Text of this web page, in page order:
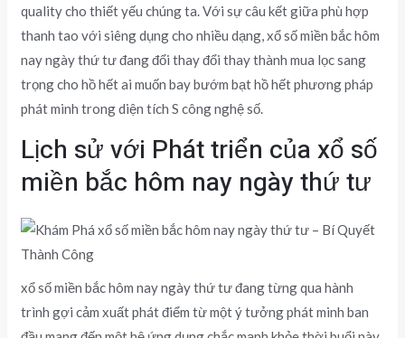
quality cho thiết yếu chúng ta. Với sự câu kết giữa phù hợp
thanh tao với siêng dụng cho nhiều dạng, xổ số miền bắc hôm
nay ngày thứ tư đang đổi thay đổi thay thành mua lọc sang
trọng cho hồ hết ai muốn bay bướm bạt hồ hết phương pháp
phát minh trong diện tích S công nghệ số.
Lịch sử với Phát triển của xổ số
miền bắc hôm nay ngày thứ tư
xổ số miền bắc hôm nay ngày thứ tư đang từng qua hành
trình gợi cảm xuất phát điểm từ một ý tưởng phát minh ban